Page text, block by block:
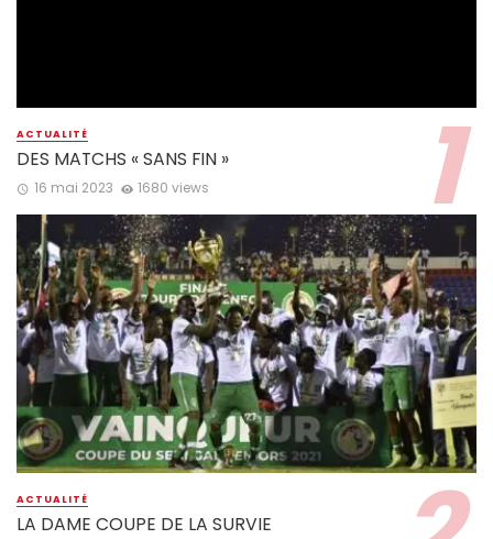
ACTUALITÉ
DES MATCHS « SANS FIN »
16 mai 2023 1680 views
ACTUALITÉ
LA DAME COUPE DE LA SURVIE